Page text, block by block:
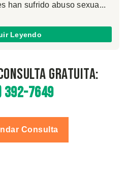
han sufrido abuso sexua...
Leyendo
Gratuita:
392-7649
Consulta